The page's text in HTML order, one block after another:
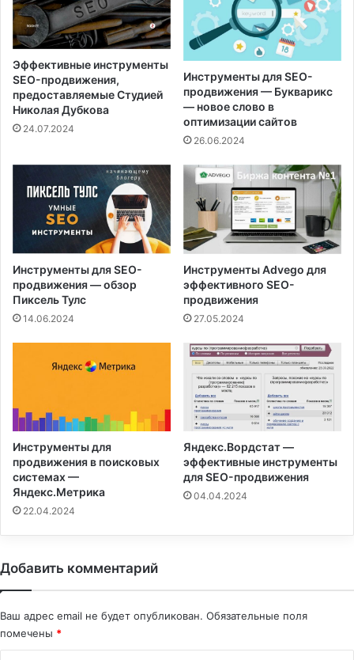
Эффективные инструменты
SEO-продвижения,
предоставляемые Студией
Николая Дубкова
24.07.2024
Инструменты для SEO-
продвижения — Букварикс
— новое слово в
оптимизации сайтов
26.06.2024
Инструменты для SEO-
продвижения — обзор
Пиксель Тулс
14.06.2024
Инструменты Аdvego для
эффективного SEO-
продвижения
27.05.2024
Инструменты для
продвижения в поисковых
системах —
Яндекс.Метрика
22.04.2024
Яндекс.Вордстат —
эффективные инструменты
для SEO-продвижения
04.04.2024
Добавить комментарий
Ваш адрес email не будет опубликован. Обязательные поля
помечены *